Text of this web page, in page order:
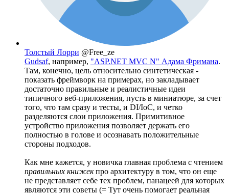
Толстый Лорри @Free_ze
Gudsaf, например, "ASP.NET MVC N" Адама Фримана.
Там, конечно, цель относительно синтетическая -
показать фреймворк на примерах, но закладывает
достаточно правильные и реалистичные идеи
типичного веб-приложения, пусть в миниатюре, за счет
того, что там сразу и тесты, и DI/IoC, и четко
разделяются слои приложения. Примитивное
устройство приложения позволяет держать его
полностью в голове и осознавать положительные
стороны подходов.
Как мне кажется, у новичка главная проблема с чтением
правильных книжекпро архитектуру в том, что он еще
не представляет себе тех проблем, панацеей для которых
являются эти советы (= Тут очень помогает реальная